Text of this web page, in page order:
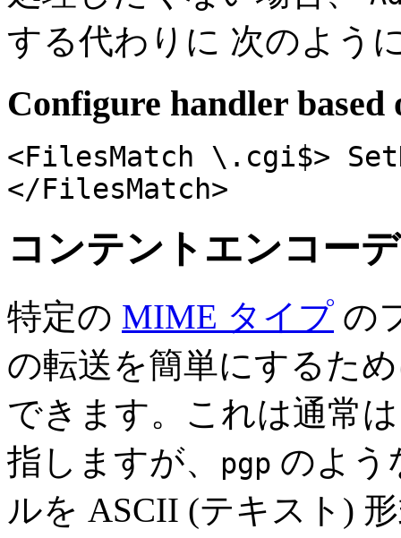
する代わりに 次のよう
Configure handler
<FilesMatch \.cgi$>
</FilesMatch>
コンテントエンコー
特定の MIME タイプ の
の転送を簡単にするた
できます。これは通常
指しますが、
pgp のよう
ルを ASCII (テキスト)